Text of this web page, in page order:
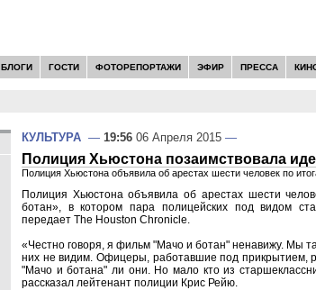
БЛОГИ ГОСТИ ФОТОРЕПОРТАЖИ ЭФИР ПРЕССА
КУЛЬТУРА — 19:56 06 Апреля 2015 —
Полиция Хьюстона позаимствовала
Полиция Хьюстона объявила об арестах шести человек по
Полиция Хьюстона объявила об арестах шести
ботан», в котором пара полицейских под видом
передает The Houston Chronicle.
«Честно говоря, я фильм "Мачо и ботан" ненавижу. Мы
них не видим. Офицеры, работавшие под прикрытием,
"Мачо и ботана" ли они. Но мало кто из
рассказал лейтенант полиции Крис Рейю.